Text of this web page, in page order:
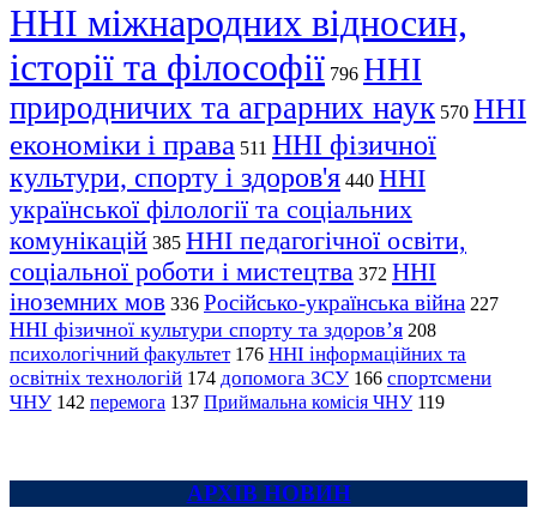
ННІ міжнародних відносин,
історії та філософії 796 ННІ
природничих та аграрних наук 570 ННІ
економіки і права 511 ННІ фізичної
культури, спорту і здоров'я 440 ННІ
української філології та соціальних
комунікацій 385 ННІ педагогічної освіти,
соціальної роботи і мистецтва 372 ННІ
іноземних мов 336 Російсько-українська війна 227
ННІ фізичної культури спорту та здоров’я 208
психологічний факультет 176 ННІ інформаційних та
освітніх технологій 174 допомога ЗСУ 166 спортсмени
ЧНУ 142 перемога 137 Приймальна комісія ЧНУ 119
АРХІВ НОВИН